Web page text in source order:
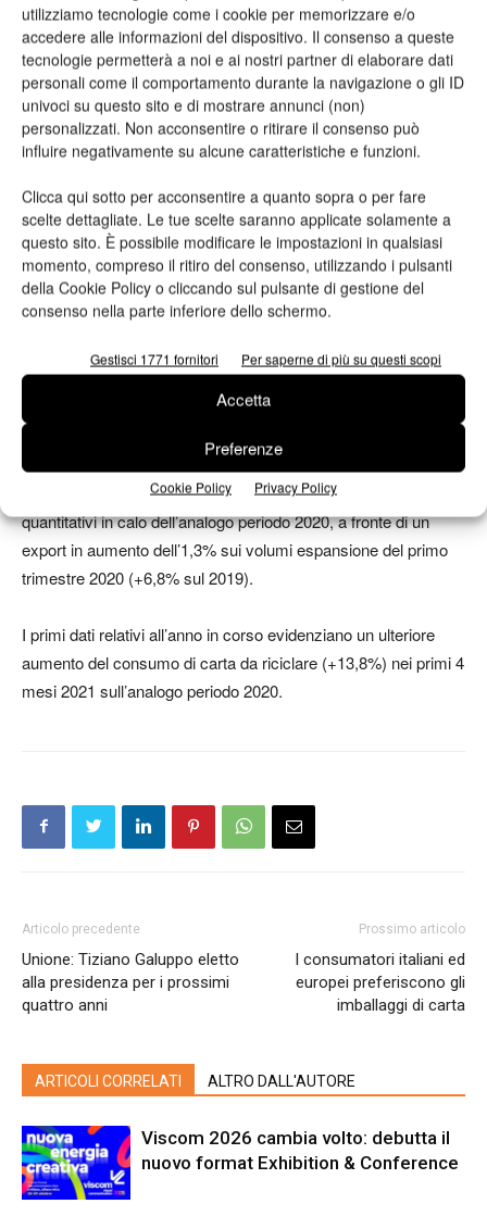
utilizziamo tecnologie come i cookie per memorizzare e/o
accedere alle informazioni del dispositivo. Il consenso a queste
tecnologie permetterà a noi e ai nostri partner di elaborare dati
personali come il comportamento durante la navigazione o gli ID
univoci su questo sito e di mostrare annunci (non)
personalizzati. Non acconsentire o ritirare il consenso può
influire negativamente su alcune caratteristiche e funzioni.
Clicca qui sotto per acconsentire a quanto sopra o per fare
scelte dettagliate. Le tue scelte saranno applicate solamente a
questo sito. È possibile modificare le impostazioni in qualsiasi
momento, compreso il ritiro del consenso, utilizzando i pulsanti
della Cookie Policy o cliccando sul pulsante di gestione del
consenso nella parte inferiore dello schermo.
Gestisci 1771 fornitori Per saperne di più su questi scopi
Accetta
Preferenze
Cookie Policy Privacy Policy
“Tendenza positiva sui volumi confermata nei primi mesi 2021:
nel gennaio-aprile volumi prodotti e fatturato sono in recupero
(rispettivamente +7,3% e +8,9%) rispetto ai numeri in
ripiegamento dello stesso periodo 2020 con dinamiche
diversificate per comparti” spiega Lorenzo Poli. Confermato
l’aumento dei volumi di carte e cartoni destinati al packaging
cartoni per cartone ondulato (+13%), connessa con l’avvio, a
fine 2020, di un ulteriore impianto. Moderatamente sotto i livelli
in espansione dei 4 mesi 2020 la produzione di carte per usi
igienico-sanitari (-1%). In parziale recupero la produzione di
carte per usi graﬁci (+5,1%) sui ridotti livelli del 2020 che
avevano risentito delle drastiche misure per arginare la
pandemia (chiusure uffici, scuole ecc).
Appare poco più che stabile la componente interna della
domanda dei prodotti delle cartiere (consumo apparente), che
nel primo trimestre si colloca in prossimità (+0,4%) dei
quantitativi in calo dell’analogo periodo 2020, a fronte di un
export in aumento dell’1,3% sui volumi espansione del primo
trimestre 2020 (+6,8% sul 2019).
I primi dati relativi all’anno in corso evidenziano un ulteriore
aumento del consumo di carta da riciclare (+13,8%) nei primi 4
mesi 2021 sull’analogo periodo 2020.
Articolo precedente
Unione: Tiziano Galuppo eletto
alla presidenza per i prossimi
quattro anni
Prossimo articolo
I consumatori italiani ed
europei preferiscono gli
imballaggi di carta
ARTICOLI CORRELATI ALTRO DALL'AUTORE
Viscom 2026 cambia volto: debutta il
nuovo format Exhibition & Conference